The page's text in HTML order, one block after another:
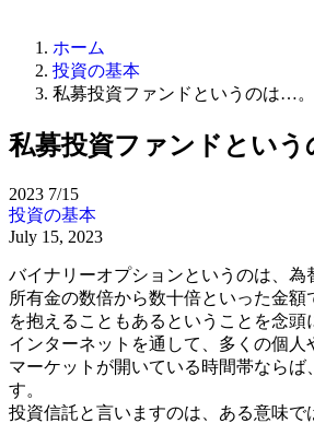
ホーム
投資の基本
私募投資ファンドというのは…。
私募投資ファンドという
2023 7/15
投資の基本
July 15, 2023
バイナリーオプションというのは、為
所有金の数倍から数十倍といった金
を抱えることもあるということを念頭
インターネットを通して、多くの個
マーケットが開いている時間帯なら
す。
投資信託と言いますのは、ある意味